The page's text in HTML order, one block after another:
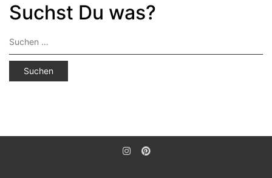
Suchst Du was?
Suchen